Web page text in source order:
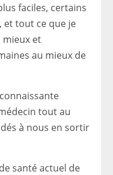
faciles, certains
tout ce que je
mieux et
au mieux de
tout au
à nous en sortir
santé actuel de